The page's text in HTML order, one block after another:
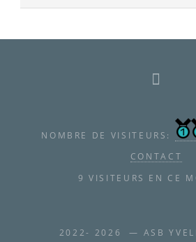
NOMBRE DE VISITEURS:
CONTACT
9 VISITEURS EN CE
2022- 2026 — ASB